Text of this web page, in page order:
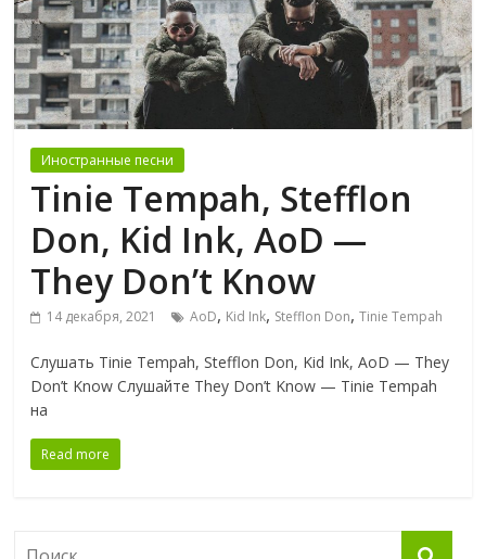
Иностранные песни
Tinie Tempah, Stefflon
Don, Kid Ink, AoD —
They Don’t Know
14 декабря, 2021 AoD, Kid Ink, Stefflon Don,Tinie Tempah
Слушать Tinie Tempah, Stefflon Don, Kid Ink, AoD — They
Don’t Know Слушайте They Don’t Know — Tinie Tempah
на
Read more